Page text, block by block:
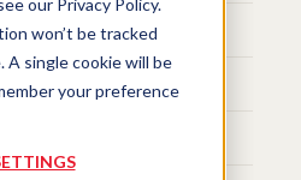
our Privacy Policy.
won’t be tracked
single cookie will be
your preference